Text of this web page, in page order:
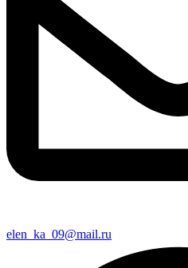
elen_ka_09@mail.ru